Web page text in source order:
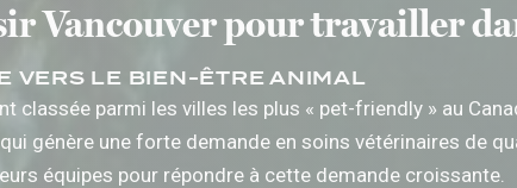
Vancouver pour travailler
VERS LE BIEN-ÊTRE ANIMAL
classée parmi les villes les plus « pet-friendly » au
génère une forte demande en soins vétérinaires de
équipes pour répondre à cette demande croissante.